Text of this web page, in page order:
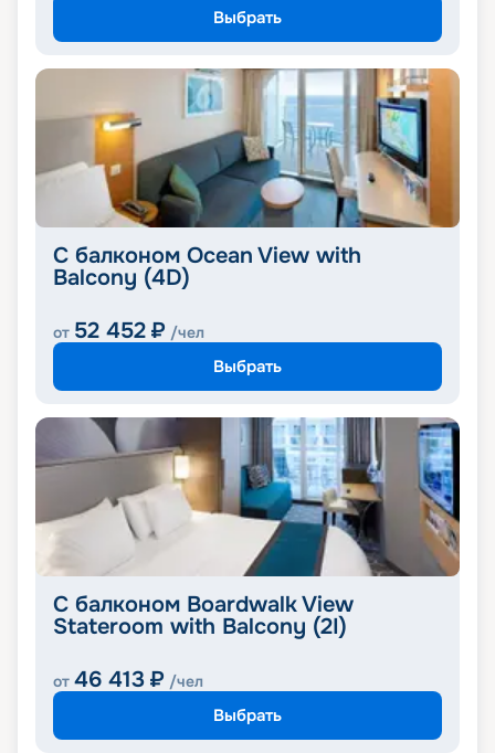
Выбрать
С балконом Ocean View with
Balcony (4D)
от 52 452 ₽ /чел
Выбрать
С балконом Boardwalk View
Stateroom with Balcony (2I)
от 46 413 ₽ /чел
Выбрать